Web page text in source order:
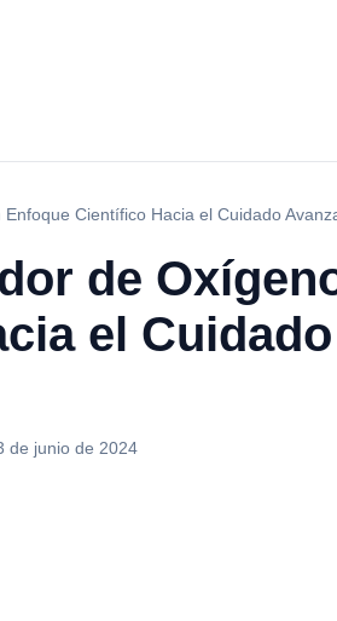
Científico Hacia el Cuidado
de
el
de junio de 2024